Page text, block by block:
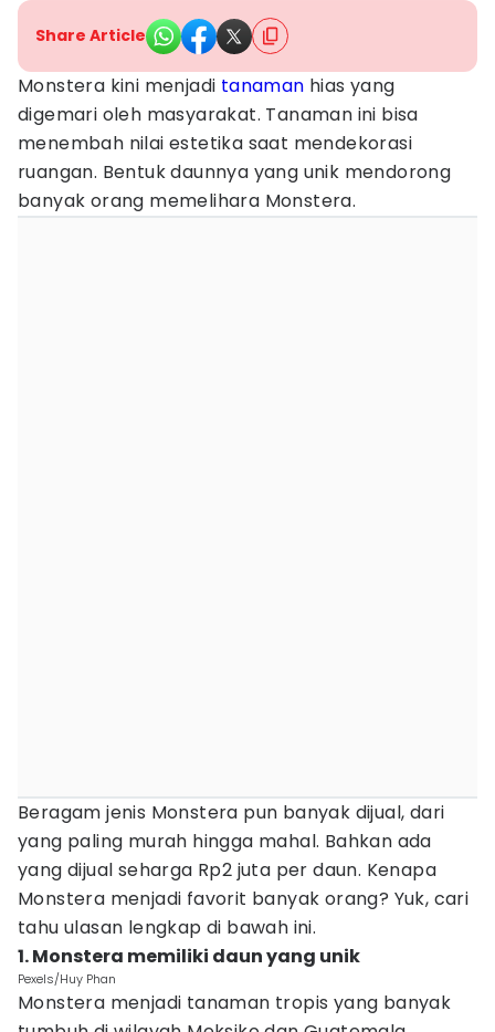
Share Article
Monstera kini menjadi tanaman hias yang
digemari oleh masyarakat. Tanaman ini bisa
menembah nilai estetika saat mendekorasi
ruangan. Bentuk daunnya yang unik mendorong
banyak orang memelihara Monstera.
Beragam jenis Monstera pun banyak dijual, dari
yang paling murah hingga mahal. Bahkan ada
yang dijual seharga Rp2 juta per daun. Kenapa
Monstera menjadi favorit banyak orang? Yuk, cari
tahu ulasan lengkap di bawah ini.
1. Monstera memiliki daun yang unik
Pexels/Huy Phan
Monstera menjadi tanaman tropis yang banyak